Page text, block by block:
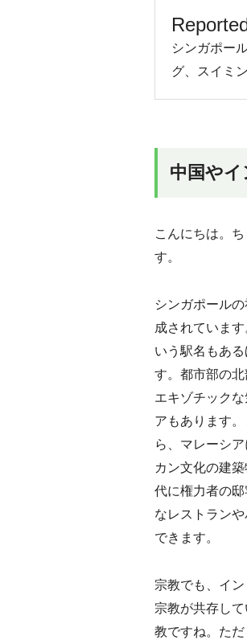
シンガポー
グ、スイミ
中国や
こんにちは。
す。
シンガポール
成されていま
いう駅名もあ
す。都市部の
エキゾチック
アもあります
ら、マレーシ
カン文化の建
代に権力者の
なレストラン
できます。
宗教でも、イ
宗教が共存し
教ですね。た